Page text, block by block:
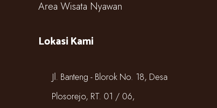
Area Wisata Nyawan
Lokasi Kami
Jl. Banteng - Blorok No. 18, Desa
Plosorejo, RT. 01 / 06,